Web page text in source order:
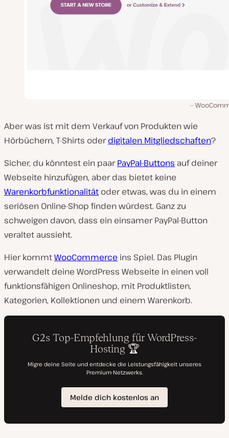
Aber was ist mit dem Verkauf von Produkten wie
Hörbüchern, T-Shirts oderdigitalen Mitgliedschaften?
Sicher, du könntest ein paarPayPal-Buttons auf deiner
Webseite hinzufügen, aber das bietet keine
Warenkorbfunktionalität oder etwas, was du in einem
seriösen Online-Shop finden würdest. Ganz zu
schweigen davon, dass ein einsamer PayPal-Button
veraltet aussieht.
Hier kommtWooCommerce ins Spiel. Das Plugin
verwandelt deine WordPress Webseite in einen voll
funktionsfähigen Onlineshop, mit Produktlisten,
Kategorien, Kollektionen und einem Warenkorb.